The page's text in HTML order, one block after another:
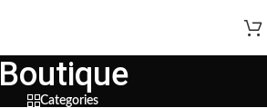
Boutique
Categories